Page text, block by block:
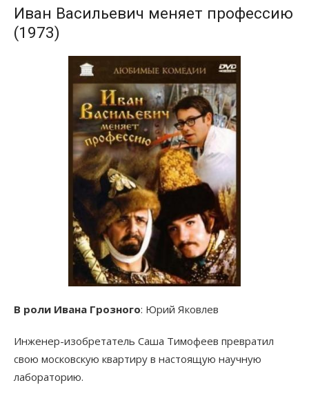
Иван Васильевич меняет профессию
(1973)
В роли Ивана Грозного: Юрий Яковлев
Инженер-изобретатель Саша Тимофеев превратил
свою московскую квартиру в настоящую научную
лабораторию.